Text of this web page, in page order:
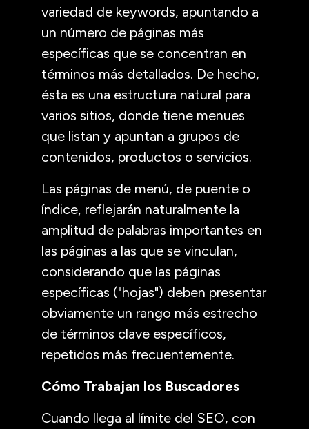
variedad de keywords, apuntando a
un número de páginas más
específicas que se concentran en
términos más detallados. De hecho,
ésta es una estructura natural para
varios sitios, donde tiene menues
que listan y apuntan a grupos de
contenidos, productos o servicios.
Las páginas de menú, de puente o
índice, reflejarán naturalmente la
amplitud de palabras importantes en
las páginas a las que se vinculan,
considerando que las páginas
específicas ("hojas") deben presentar
obviamente un rango más estrecho
de términos clave específicos,
repetidos más frecuentemente.
Cómo Trabajan los Buscadores
Cuando llega al límite del SEO, con